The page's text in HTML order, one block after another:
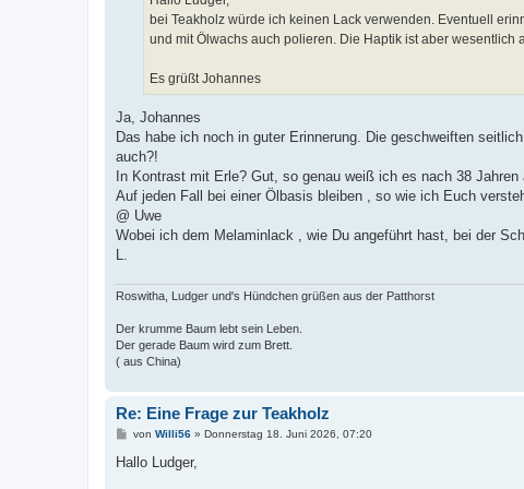
bei Teakholz würde ich keinen Lack verwenden. Eventuell
und mit Ölwachs auch polieren. Die Haptik ist aber wesentlich
Es grüßt Johannes
Ja, Johannes
Das habe ich noch in guter Erinnerung. Die geschweiften
auch?!
In Kontrast mit Erle? Gut, so genau weiß ich es nach 38
Auf jeden Fall bei einer Ölbasis bleiben , so wie ich Euch
@ Uwe
Wobei ich dem Melaminlack , wie Du angeführt hast, bei der
Roswitha, Ludger und's Hündchen grüßen aus der Patthorst
Der krumme Baum lebt sein Leben.
Der gerade Baum wird zum Brett.
( aus China)
Re: Eine Frage zur Teakholz
B
i
von Willi56» Donnerstag 18. Juni 2026, 07:20
Hallo Ludger,